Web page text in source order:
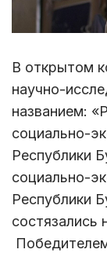
В открытом
научно-
названием:
социально-
Республики
социально-
Республики
состязались